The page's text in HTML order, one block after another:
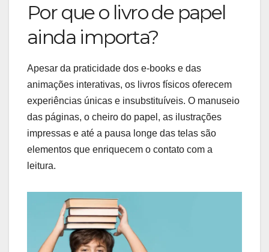
Por que o livro de papel
ainda importa?
Apesar da praticidade dos e-books e das
animações interativas, os livros físicos oferecem
experiências únicas e insubstituíveis. O manuseio
das páginas, o cheiro do papel, as ilustrações
impressas e até a pausa longe das telas são
elementos que enriquecem o contato com a
leitura.